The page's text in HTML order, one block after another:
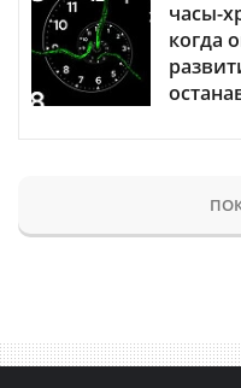
часы-
когда